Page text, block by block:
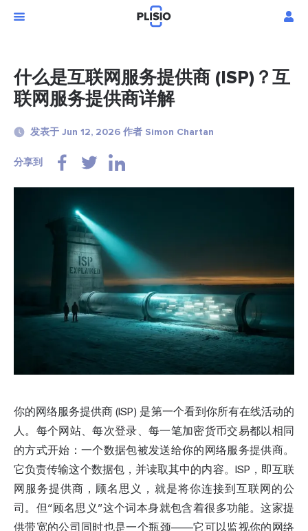
什么是互联网服务提供商 (ISP)？互
联网服务提供商详解
发表于 Jun 12, 2026 作者 Simon Chartan
分享到
你的网络服务提供商 (ISP) 是第一个看到你所有在线活动的
人。每个网站、每次登录、每一笔加密货币交易都以相同
的方式开始：一个数据包被发送给你的网络服务提供商。
它负责传输这个数据包，并读取其中的内容。ISP，即互联
网服务提供商，顾名思义，就是将你连接到互联网的公
司。但“顾名思义”这个词本身就包含着很多功能。这家提
供带宽的公司同时也是一个瓶颈——它可以监视你的网络